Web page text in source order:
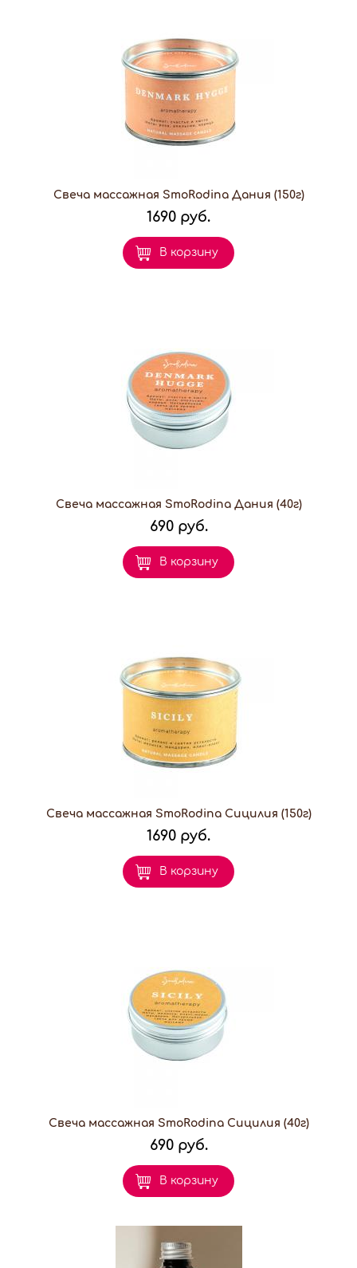
Свеча массажная SmoRodina Дания (150г)
1690 руб.
В корзину
Свеча массажная SmoRodina Дания (40г)
690 руб.
В корзину
Свеча массажная SmoRodina Сицилия (150г)
1690 руб.
В корзину
Свеча массажная SmoRodina Сицилия (40г)
690 руб.
В корзину